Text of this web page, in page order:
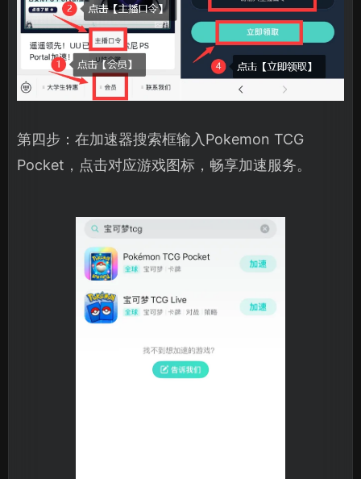
第四步：在加速器搜索框输入Pokemon TCG
Pocket，点击对应游戏图标，畅享加速服务。